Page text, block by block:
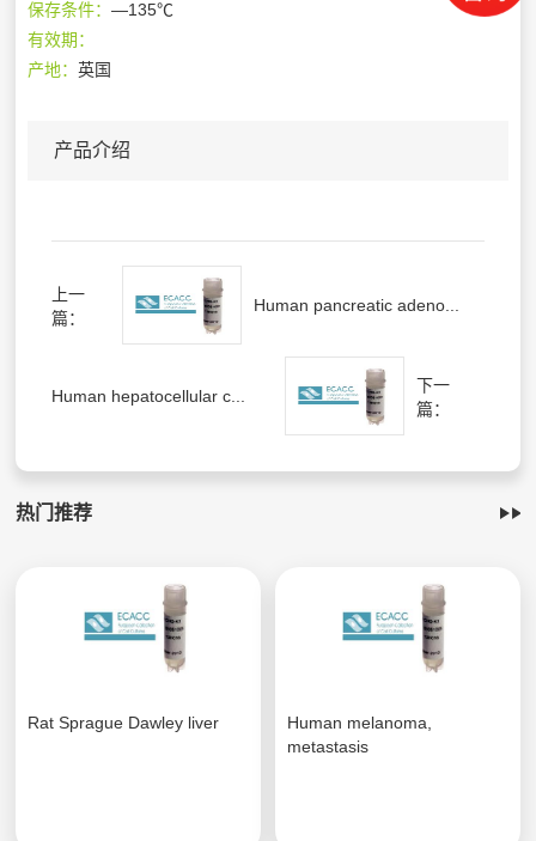
保存条件：—135℃
有效期：
产地：英国
产品介绍
上一
篇：
Human pancreatic adeno...
Human hepatocellular c...
下一
篇：
热门推荐
Rat Sprague Dawley liver
Human melanoma,
metastasis